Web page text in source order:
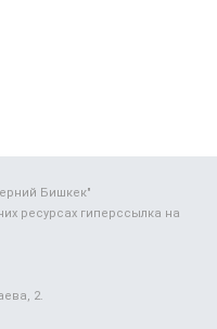
Бишкек"
ресурсах гиперссылка на
2.